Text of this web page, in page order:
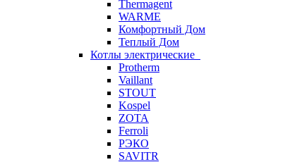
Thermagent
WARME
Комфортный Дом
Теплый Дом
Котлы электрические
Protherm
Vaillant
STOUT
Kospel
ZOTA
Ferroli
РЭКО
SAVITR